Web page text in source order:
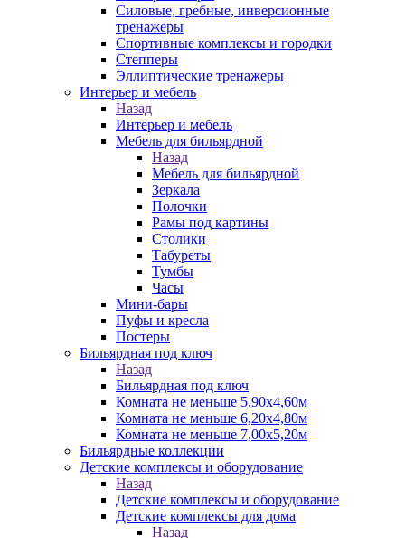
Силовые, гребные, инверсионные
тренажеры
Спортивные комплексы и городки
Степперы
Эллиптические тренажеры
Интерьер и мебель
Назад
Интерьер и мебель
Мебель для бильярдной
Назад
Мебель для бильярдной
Зеркала
Полочки
Рамы под картины
Столики
Табуреты
Тумбы
Часы
Мини-бары
Пуфы и кресла
Постеры
Бильярдная под ключ
Назад
Бильярдная под ключ
Комната не меньше 5,90х4,60м
Комната не меньше 6,20х4,80м
Комната не меньше 7,00х5,20м
Бильярдные коллекции
Детские комплексы и оборудование
Назад
Детские комплексы и оборудование
Детские комплексы для дома
Назад